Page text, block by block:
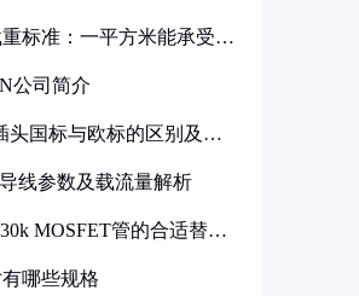
标准：一平方米能承受多
公司简介
头国标与欧标的区别及其
线参数及载流量解析
MOSFET管的合适替代
哪些规格